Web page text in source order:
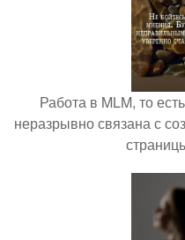
Работа в MLM, то
неразрывно связана с